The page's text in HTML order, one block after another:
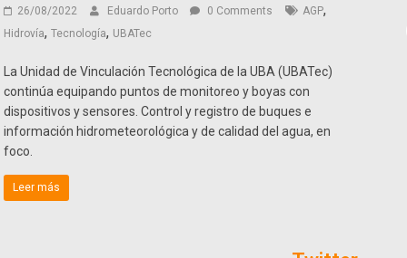
26/08/2022 Eduardo Porto 0 Comments AGP,
Hidrovía,Tecnología, UBATec
La Unidad de Vinculación Tecnológica de la UBA (UBATec)
continúa equipando puntos de monitoreo y boyas con
dispositivos y sensores. Control y registro de buques e
información hidrometeorológica y de calidad del agua, en
foco.
Leer más